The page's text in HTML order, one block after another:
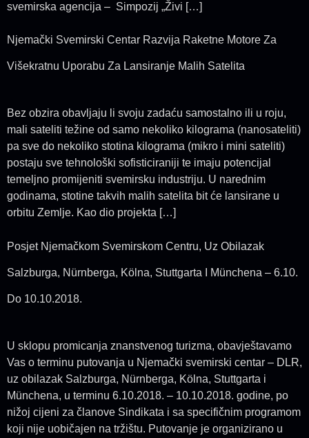
svemirska agencija – Simpozij „Živi […]
Njemački Svemirski Centar Razvija Raketne Motore Za
Višekratnu Uporabu Za Lansiranje Malih Satelita
Bez obzira obavljaju li svoju zadaću samostalno ili u roju,
mali sateliti težine od samo nekoliko kilograma (nanosateliti)
pa sve do nekoliko stotina kilograma (mikro i mini sateliti)
postaju sve tehnološki sofisticiraniji te imaju potencijal
temeljno promijeniti svemirsku industriju. U narednim
godinama, stotine takvih malih satelita bit će lansirane u
orbitu Zemlje. Kao dio projekta […]
Posjet Njemačkom Svemirskom Centru, Uz Obilazak
Salzburga, Nürnberga, Kölna, Stuttgarta I Münchena – 6.10.
Do 10.10.2018.
U sklopu promicanja znanstvenog turizma, obavještavamo
Vas o terminu putovanja u Njemački svemirski centar – DLR,
uz obilazak Salzburga, Nürnberga, Kölna, Stuttgarta i
Münchena, u terminu 6.10.2018. – 10.10.2018. godine, po
nižoj cijeni za članove Sindikata i sa specifičnim programom
koji nije uobičajen na tržištu. Putovanje je organizirano u